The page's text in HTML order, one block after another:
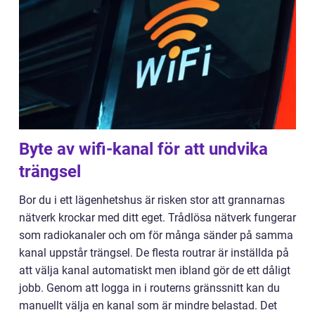
Byte av wifi-kanal för att undvika
trängsel
Bor du i ett lägenhetshus är risken stor att grannarnas
nätverk krockar med ditt eget. Trådlösa nätverk fungerar
som radiokanaler och om för många sänder på samma
kanal uppstår trängsel. De flesta routrar är inställda på
att välja kanal automatiskt men ibland gör de ett dåligt
jobb. Genom att logga in i routerns gränssnitt kan du
manuellt välja en kanal som är mindre belastad. Det